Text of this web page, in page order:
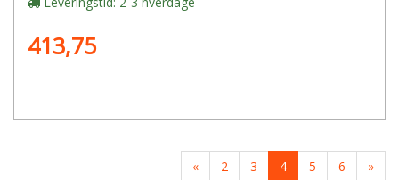
413,75
« 2 3 4 5 6 »